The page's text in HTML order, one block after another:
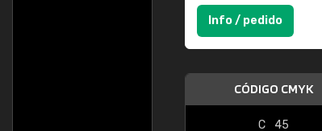
Info / pedido
CÓDIGO CMYK
C
45